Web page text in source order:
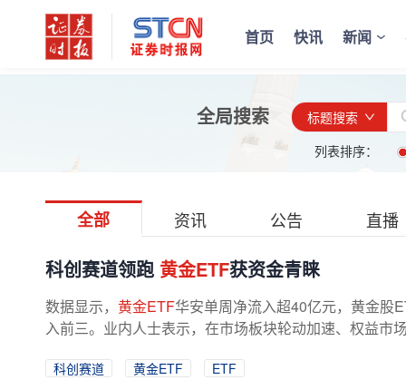
首页 快讯 新闻
全局搜索
标题搜索
列表排序：
全部 资讯 公告 直播
科创赛道领跑 黄金ETF获资金青睐
数据显示， 黄金ETF华安单周净流入超40亿元，黄金股
入前三。业内人士表示，在市场板块轮动加速、权益市
科创赛道 黄金ETF
ETF